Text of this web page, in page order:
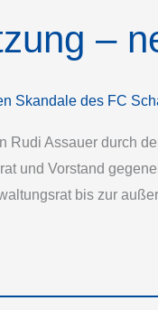
–
Skandale des FC
Rudi Assauer durch
und Vorstand
bis zur